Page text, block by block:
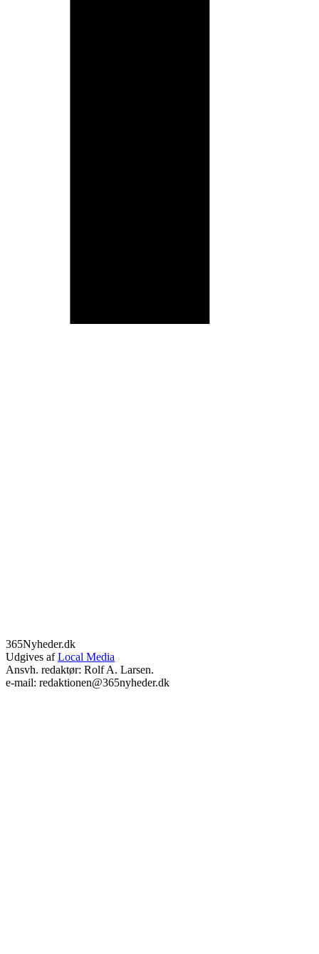
365Nyheder.dk
Udgives afLocal Media
Ansvh. redaktør: Rolf A. Larsen.
e-mail: redaktionen@365nyheder.dk